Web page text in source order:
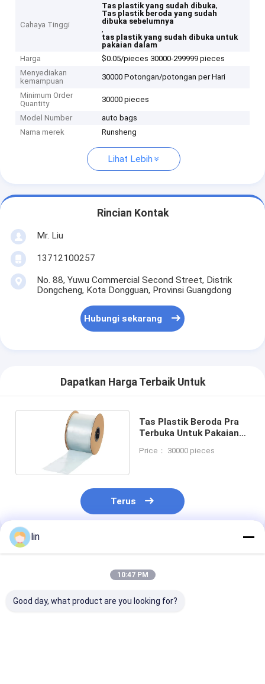
Cahaya Tinggi
Tas plastik yang sudah dibuka,
Tas plastik beroda yang sudah
dibuka sebelumnya
,
tas plastik yang sudah dibuka untuk
pakaian dalam
Harga
$0.05/pieces 30000-299999 pieces
Menyediakan
kemampuan
30000 Potongan/potongan per Hari
Minimum Order
Quantity
30000 pieces
Model Number
auto bags
Nama merek
Runsheng
Lihat Lebih
Rincian Kontak
Mr. Liu
13712100257
No. 88, Yuwu Commercial Second Street, Distrik
Dongcheng, Kota Dongguan, Provinsi Guangdong
Hubungi sekarang
Dapatkan Harga Terbaik Untuk
Tas Plastik Beroda Pra
Terbuka Untuk Pakaian
Price： 30000 pieces
Terus
Rekomendasi Produk
lin
10:47 PM
Good day, what product are you looking for?